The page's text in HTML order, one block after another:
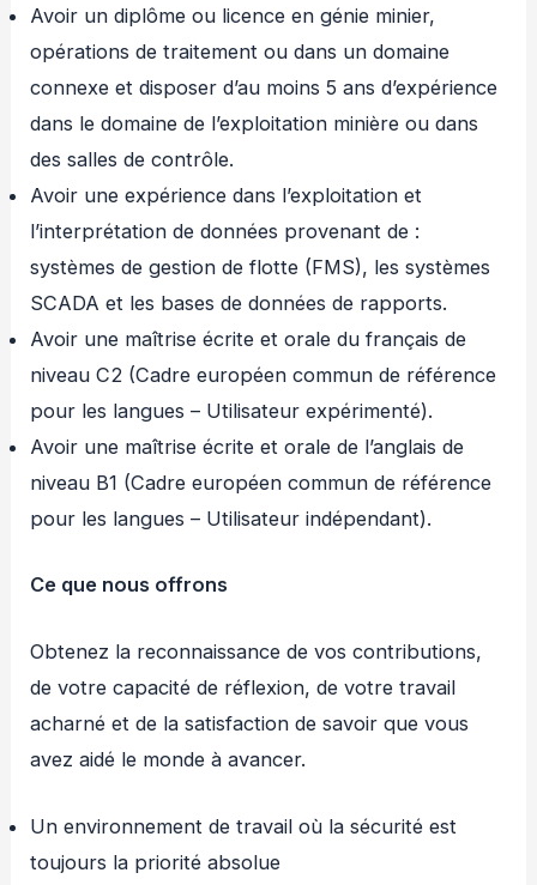
Avoir un diplôme ou licence en génie minier,
opérations de traitement ou dans un domaine
connexe et disposer d’au moins 5 ans d’expérience
dans le domaine de l’exploitation minière ou dans
des salles de contrôle.
Avoir une expérience dans l’exploitation et
l’interprétation de données provenant de :
systèmes de gestion de flotte (FMS), les systèmes
SCADA et les bases de données de rapports.
Avoir une maîtrise écrite et orale du français de
niveau C2 (Cadre européen commun de référence
pour les langues – Utilisateur expérimenté).
Avoir une maîtrise écrite et orale de l’anglais de
niveau B1 (Cadre européen commun de référence
pour les langues – Utilisateur indépendant).
Ce que nous offrons
Obtenez la reconnaissance de vos contributions,
de votre capacité de réflexion, de votre travail
acharné et de la satisfaction de savoir que vous
avez aidé le monde à avancer.
Un environnement de travail où la sécurité est
toujours la priorité absolue